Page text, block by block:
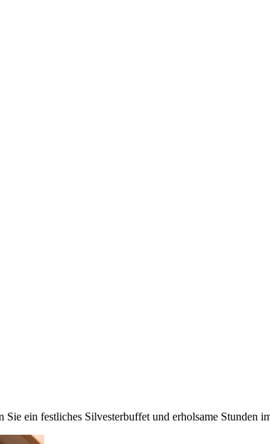
ein festliches Silvesterbuffet und erholsame Stunden